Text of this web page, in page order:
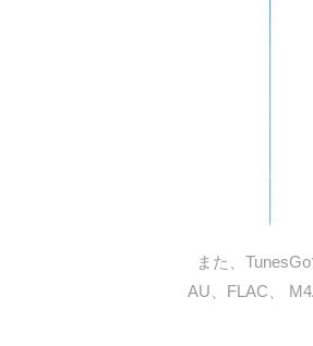
また、
AU、FLAC、